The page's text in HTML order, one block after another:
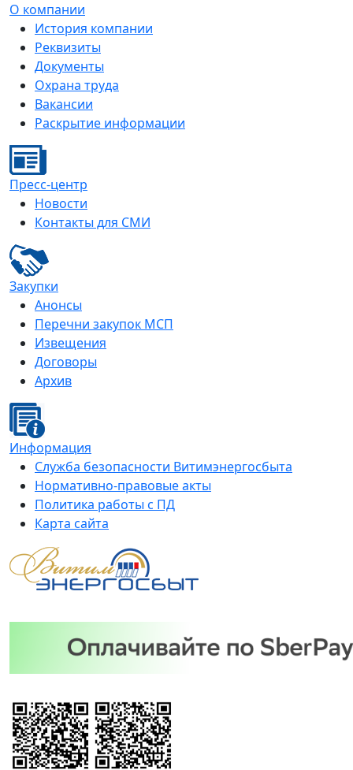
О компании
История компании
Реквизиты
Документы
Охрана труда
Вакансии
Раскрытие информации
Пресс-центр
Новости
Контакты для СМИ
Закупки
Анонсы
Перечни закупок МСП
Извещения
Договоры
Архив
Информация
Служба безопасности Витимэнергосбыта
Нормативно-правовые акты
Политика работы с ПД
Карта сайта